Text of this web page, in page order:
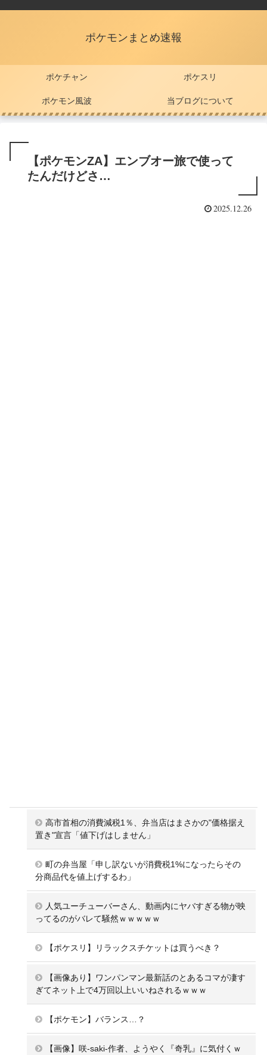
ポケモンまとめ速報
ポケチャン ポケスリ
ポケモン風波 当ブログについて
【ポケモンZA】エンブオー旅で使って
たんだけどさ…
2025.12.26
高市首相の消費減税1％、弁当店はまさかの"価格据え
置き"宣言「値下げはしません」
町の弁当屋「申し訳ないが消費税1%になったらその
分商品代を値上げするわ」
人気ユーチューバーさん、動画内にヤバすぎる物が映
ってるのがバレて騒然ｗｗｗｗｗ
【ポケスリ】リラックスチケットは買うべき？
【画像あり】ワンパンマン最新話のとあるコマが凄す
ぎてネット上で4万回以上いいねされるｗｗｗ
【ポケモン】バランス…？
【画像】咲-saki-作者、ようやく『奇乳』に気付くｗ